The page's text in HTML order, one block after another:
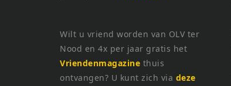
Wilt u vriend worden van OLV ter
Nood en 4x per jaar gratis het
Vriendenmagazine thuis
ontvangen? U kunt zich via deze